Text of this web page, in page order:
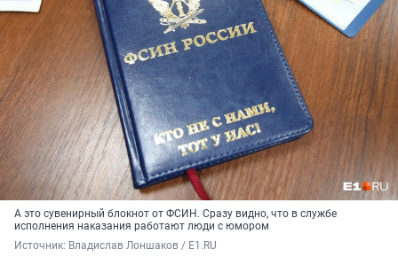
А это сувенирный блокнот от ФСИН. Сразу видно, что в службе
исполнения наказания работают люди с юмором
Источник: Владислав Лоншаков / E1.RU